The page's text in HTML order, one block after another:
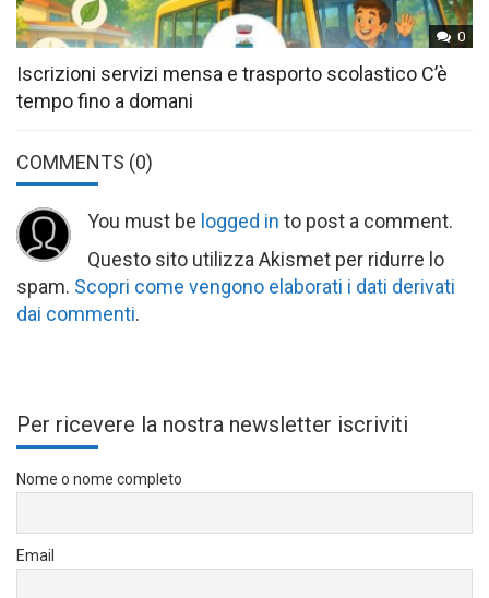
0
Iscrizioni servizi mensa e trasporto scolastico C’è
tempo fino a domani
COMMENTS (0)
You must be logged in to post a comment.
Questo sito utilizza Akismet per ridurre lo
spam. Scopri come vengono elaborati i dati derivati
dai commenti.
Per ricevere la nostra newsletter iscriviti
Nome o nome completo
Email